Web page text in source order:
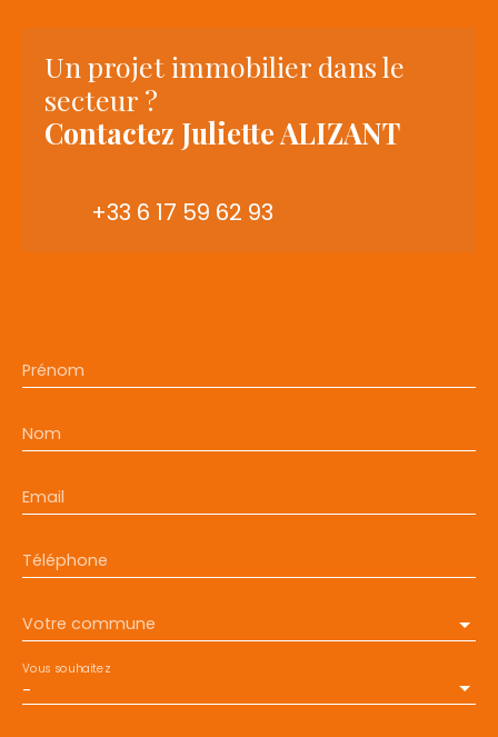
Un projet immobilier dans le
secteur ?
Contactez Juliette ALIZANT
+33 6 17 59 62 93
Prénom
Nom
Email
Téléphone
Votre commune
-
Vous souhaitez